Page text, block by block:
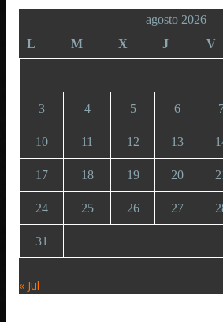
agosto 2026
L
M X J V
3 4 5 6
10 11 12 13
17 18 19 20
24 25 26 27
31
« Jul